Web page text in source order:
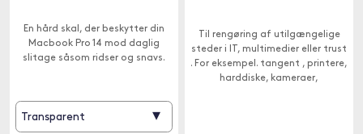
En hård skal, der beskytter din
Macbook Pro 14 mod daglig
slitage såsom ridser og snavs.
Transparent ▾
Til rengøring af utilgængelige
steder i IT, multimedier eller trust
. For eksempel. tangent , printere,
harddiske, kameraer,